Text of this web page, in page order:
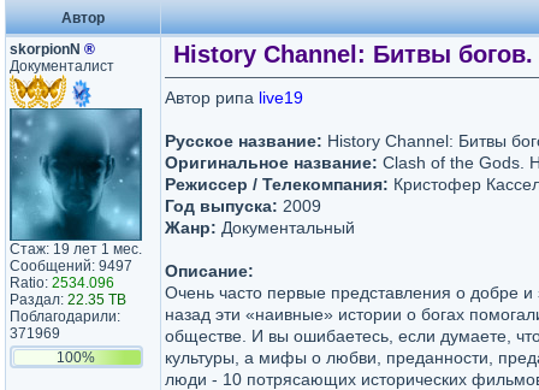
Автор
skorpionN ®
Документалист
Стаж: 19 лет 1 мес.
Сообщений: 9497
Ratio: 2534.096
Раздал: 22.35 TB
Поблагодарили:
371969
100%
History Channel: Битвы
Автор рипа live19
Русское название: History Channel: Битвы
Оригинальное название: Clash of the Gods.
Режиссер / Телекомпания: Кристофер
Год выпуска: 2009
Жанр: Документальный
Описание:
Очень часто первые представления о добре
назад эти «наивные» истории о богах
обществе. И вы ошибаетесь, если думаете,
культуры, а мифы о любви, преданности,
люди - 10 потрясающих исторических